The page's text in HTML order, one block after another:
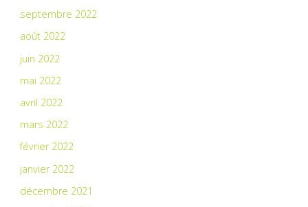
septembre 2022
août 2022
juin 2022
mai 2022
avril 2022
mars 2022
février 2022
janvier 2022
décembre 2021